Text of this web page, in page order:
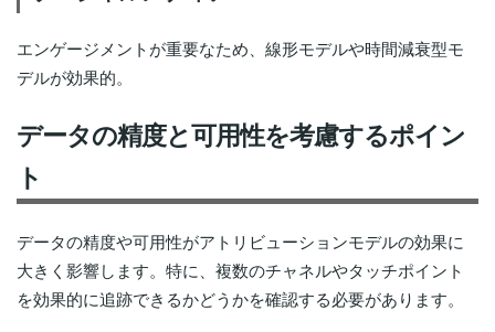
エンゲージメントが重要なため、線形モデルや時間減衰型モ
デルが効果的。
データの精度と可用性を考慮するポイン
ト
データの精度や可用性がアトリビューションモデルの効果に
大きく影響します。特に、複数のチャネルやタッチポイント
を効果的に追跡できるかどうかを確認する必要があります。